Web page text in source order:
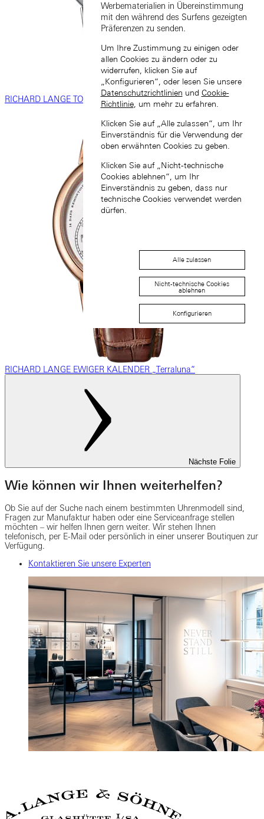
RICHARD LANGE TOURBILLON „Pour le Mérite”
RICHARD LANGE EWIGER KALENDER „Terraluna“
Nächste Folie
Wie können wir Ihnen weiterhelfen?
Ob Sie auf der Suche nach einem bestimmten Uhrenmodell sind,
Fragen zur Manufaktur haben oder eine Serviceanfrage stellen
möchten – wir helfen Ihnen gern weiter. Wir stehen Ihnen
telefonisch, per E-Mail oder persönlich in einer unserer Boutiquen zur
Verfügung.
Kontaktieren Sie unsere Experten
Werbematerialien in Übereinstimmung
mit den während des Surfens gezeigten
Präferenzen zu senden.
Um Ihre Zustimmung zu einigen oder
allen Cookies zu ändern oder zu
widerrufen, klicken Sie auf
„Konfigurieren“, oder lesen Sie unsere
Datenschutzrichtlinien und Cookie-
Richtlinie, um mehr zu erfahren.
Klicken Sie auf „Alle zulassen“, um Ihr
Einverständnis für die Verwendung der
oben erwähnten Cookies zu geben.
Klicken Sie auf „Nicht-technische
Cookies ablehnen“, um Ihr
Einverständnis zu geben, dass nur
technische Cookies verwendet werden
dürfen.
Alle zulassen
Nicht-technische Cookies
ablehnen
Konfigurieren